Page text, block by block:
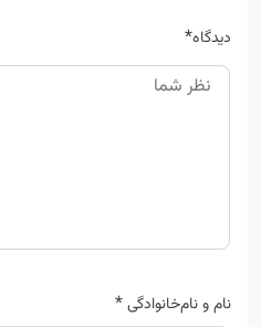
دیدگاه*
نام و نام‌خانوادگی*